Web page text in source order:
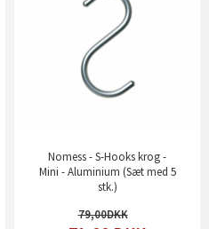
Nomess - S-Hooks krog -
Mini - Aluminium (Sæt med 5
stk.)
79,00